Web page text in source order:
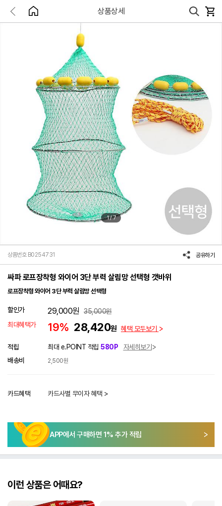
상품상세
1/7
상품번호 B0254731 공유하기
싸파 로프장착형 와이어 3단 부력 살림망 선택형 갯바위
로프장착형 와이어 3단 부력 살림망 선택형
할인가 29,000원 35,000원
최대혜택가
19% 28,420원 혜택 모두보기
적립 최대 e.POINT 적립 580P
자세히보기
배송비
2,500원
카드혜택 카드사별 무이자 혜택 >
APP에서 구매하면 1% 추가 적립
이런 상품은 어때요?